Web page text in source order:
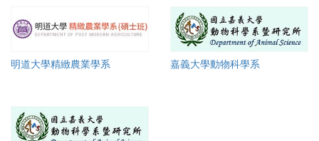
明道大學精緻農業學系 嘉義大學動物科學系